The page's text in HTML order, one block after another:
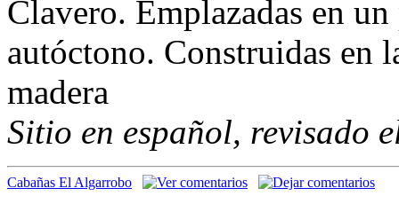
Clavero. Emplazadas en
autóctono. Construidas en
madera
Sitio en español, revisado
Cabañas El Algarrobo